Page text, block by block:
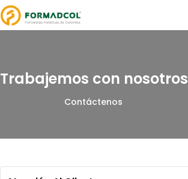
Trabajemos con nosotros
Contáctenos